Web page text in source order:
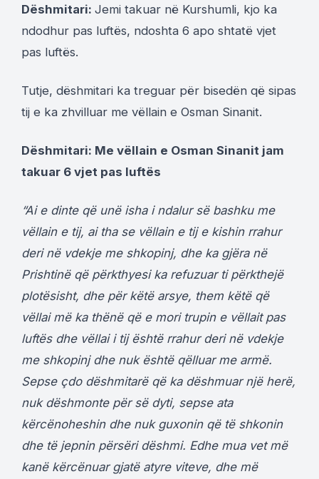
Dëshmitari: Jemi takuar në Kurshumli, kjo ka
ndodhur pas luftës, ndoshta 6 apo shtatë vjet
pas luftës.
Tutje, dëshmitari ka treguar për bisedën që sipas
tij e ka zhvilluar me vëllain e Osman Sinanit.
Dëshmitari: Me vëllain e Osman Sinanit jam
takuar 6 vjet pas luftës
“Ai e dinte që unë isha i ndalur së bashku me
vëllain e tij, ai tha se vëllain e tij e kishin rrahur
deri në vdekje me shkopinj, dhe ka gjëra në
Prishtinë që përkthyesi ka refuzuar ti përkthejë
plotësisht, dhe për këtë arsye, them këtë që
vëllai më ka thënë që e mori trupin e vëllait pas
luftës dhe vëllai i tij është rrahur deri në vdekje
me shkopinj dhe nuk është qëlluar me armë.
Sepse çdo dëshmitarë që ka dëshmuar një herë,
nuk dëshmonte për së dyti, sepse ata
kërcënoheshin dhe nuk guxonin që të shkonin
dhe të jepnin përsëri dëshmi. Edhe mua vet më
kanë kërcënuar gjatë atyre viteve, dhe më